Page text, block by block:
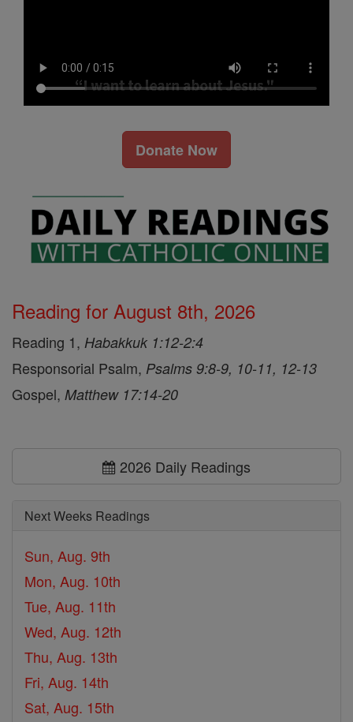
Donate Now
Reading for August 8th, 2026
Reading 1, Habakkuk 1:12-2:4
Responsorial Psalm, Psalms 9:8-9, 10-11, 12-13
Gospel, Matthew 17:14-20
2026 Daily Readings
Next Weeks Readings
Sun, Aug. 9th
Mon, Aug. 10th
Tue, Aug. 11th
Wed, Aug. 12th
Thu, Aug. 13th
Fri, Aug. 14th
Sat, Aug. 15th